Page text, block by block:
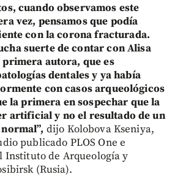
cuando observamos este
vez, pensamos que podía
con la corona fracturada.
suerte de contar con Alisa
autora, que es
dentales y ya había
con casos arqueológicos
la primera en sospechar que la
artificial y no el resultado de un
dijo Kolobova Kseniya,
publicado PLOS One e
Instituto de Arqueología y
(Rusia).